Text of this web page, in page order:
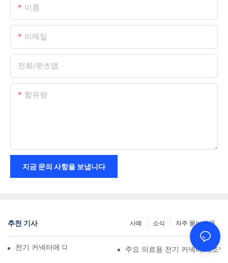
이름
이메일
전화/왓츠앱
함유량
지금 문의 사항을 보냅니다
추천 기사 자주 묻는 질문
소식
사례
전기 커넥터에 대해 알아야 할 사항 주요 의료용 전기 커넥터 제조